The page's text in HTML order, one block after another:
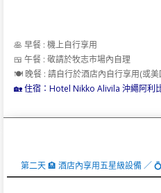
🥞 早餐 : 機上自行享用
🍱 午餐 : 敬請於牧志市場內自理
🍽️ 晚餐 : 請自行於酒店內自行享用(或美
🏡 住宿：Hotel Nikko Alivila 沖繩阿利
第二天 🏨 酒店內享用五星級設備 ／